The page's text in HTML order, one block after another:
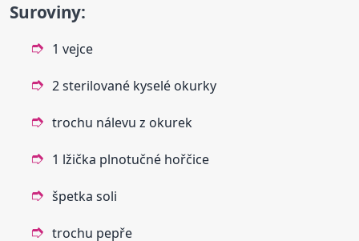
Suroviny:
1 vejce
2 sterilované kyselé okurky
trochu nálevu z okurek
1 lžička plnotučné hořčice
špetka soli
trochu pepře